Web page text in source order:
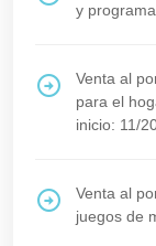
y
Venta al
para el
inicio: 11/
Venta al
juegos de